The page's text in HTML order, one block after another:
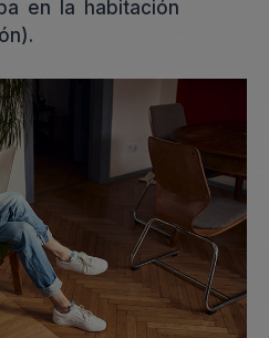
en la habitación